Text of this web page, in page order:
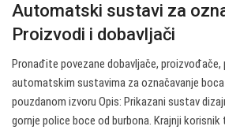
Automatski sustavi za
Proizvodi i dobavljači
Pronađite povezane dobavljače,
automatskim sustavima za označavanje boca
pouzdanom izvoru Opis: Prikazani sustav
gornje police boce od burbona. Krajnji